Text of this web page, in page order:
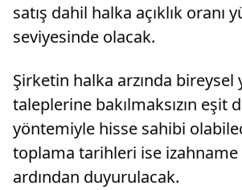
satış dahil halka açıklık oranı
seviyesinde olacak.
Şirketin halka arzında bireysel
taleplerine bakılmaksızın eşit
yöntemiyle hisse sahibi
toplama tarihleri ise izahname
ardından duyurulacak.